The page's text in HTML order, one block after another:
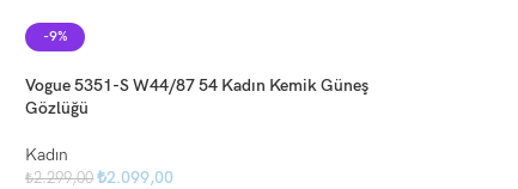
-9%
Vogue 5351-S W44/87 54 Kadın Kemik Güneş
Gözlüğü
Kadın
₺2.299,00 ₺2.099,00